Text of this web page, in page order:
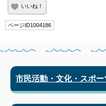
いいね！
ページID1004186
市民活動・文化・スポー